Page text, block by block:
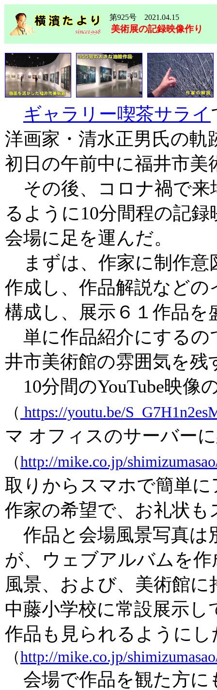
第925号 2021.04.15
美術展の記録映像作り
ギャラリー喫茶サライ
洋画家・清水正男氏の軌
初日の午前中に福井市美
その後、コロナ禍で来
るように10分間程の記
会場に足を運んだ。
まずは、作家に制作意
作成し、作品解説など
構成し、展示６１作品を
単に作品紹介にするの
井市美術館の雰囲気を
10分間のYouTube映像
（ https://youtu.be/
マ オフィスのサーバー
（http://mike.co.jp/
取りからスマホで簡単
作家の希望で、お礼状
作品と会場風景写真は
が、ウェブアルバムを
風景、および、美術館
中藤小学校に常設展示
作品も見られるようにし
（http://mike.co.jp/
会場で作品を観た方に